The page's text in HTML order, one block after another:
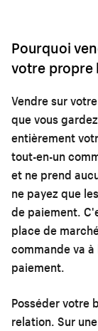
Pourquoi
votre propre
Vendre sur
que vous
entièrement
tout-en-un
et ne prend
ne payez que
de paiement.
place de
commande va
paiement.
Posséder votre
relation. Sur